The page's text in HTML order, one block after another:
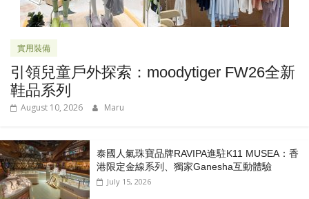
實用裝備
引領兒童戶外探索：moodytiger FW26全新
鞋品系列
August 10, 2026 Maru
泰國人氣珠寶品牌RAVIPA進駐K11 MUSEA：香
港限定金線系列、獨家Ganesha互動體驗
July 15, 2026